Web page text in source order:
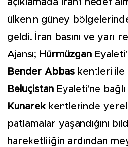
açıklamada İran'ı hedef
ülkenin güney
geldi. İran basını ve yarı
Ajansı; Hürmüzgan
Bender Abbas kentleri ile
Beluçistan Eyaleti'ne bağlı
Kunarek kentlerinde yerel
patlamalar yaşandığını
hareketliliğin ardından